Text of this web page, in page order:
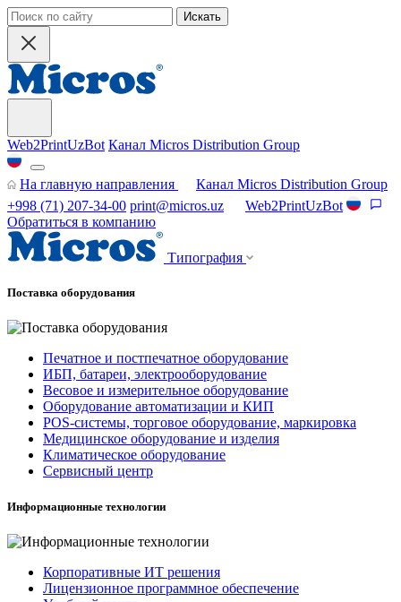
Искать
Web2PrintUzBot Канал Micros Distribution Group
На главную направления
Канал Micros Distribution Group
+998 (71) 207-34-00 print@micros.uz
Web2PrintUzBot
Обратиться в компанию
Типография
Поставка оборудования
Печатное и постпечатное оборудование
ИБП, батареи, электрооборудование
Весовое и измерительное оборудование
Оборудование автоматизации и КИП
POS-системы, торговое оборудование, маркировка
Медицинское оборудование и изделия
Климатическое оборудование
Сервисный центр
Информационные технологии
Корпоративные ИТ решения
Лицензионное программное обеспечение